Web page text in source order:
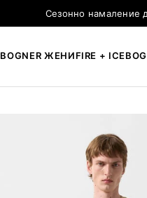
Сезонно намаление
BOGNER ЖЕНИFIRE + ICE